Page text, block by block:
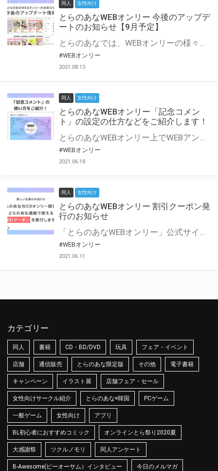
同人 女性向け
とらのあなWEBオンリー 今後のアップデ
ートのお知らせ【9月予定】
とらのあなでは、WEBオンリーの様々な支援を実施しています。 今回は2021年9月に実装を予定しているアップデート情報についてご紹介いたします。 とらのあなWEBオンリーサイトはこちら
#WEBオンリー
2021.08.13
同人 女性向け
とらのあなWEBオンリー「記念コメン
ト」の設定の仕方などをご紹介します！
とらのあなWEBオンリー上でWEBアンソロジーが作成できる「記念コメント」について、その使い方や作成手順を解説します！ 支援タイプを「サークル参加型」「サークル参加型・マルシェ(イベント会場)機能付き」でお申し込みいただいている主催者様はぜひご活用ください♪ とらのあなWEBオンリーサイトはこちら
#WEBオンリー
2021.06.18
同人 女性向け
とらのあなWEBオンリー 割引クーポン発
行のお知らせ
「とらのあなWEBオンリー」公式サイトでとらのあな通販の「割引クーポン」を配布中！ イベントごとに開催当日限定で使える割引クーポンのシリアルコードを発行します。 とらのあなWEBオンリーのページをチェックして、イベント当日にお得にお買い物を楽しみましょう♪ ※本キャンペーンは予告なく終了する場合がございます。 とらのあなWEBオンリーサイトはこちら
#WEBオンリー
2021.06.11
カテゴリー
同人 書籍 CD・BD/DVD 玩具 フェア・イベント
店舗 通信販売 とらのあな限定版 その他 電子書籍
キャンペーン イラスト展 店舗フェア・セール
女性向けサークル紹介 とらのあな×韓国 PCゲーム
一般ゲーム 女性向け アプリ
BL初心者におすすめコミック オンラインとら祭り2020夏
大感謝祭 ツクルノモリ 同人アンケート
B-Awesome(ビーオーサム）インタビュー 今日のメルマガ